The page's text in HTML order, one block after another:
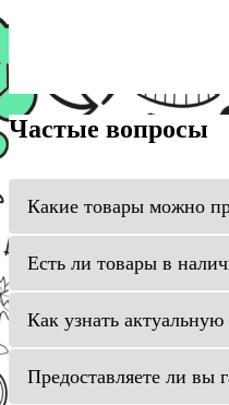
Частые вопросы
Какие товары можно
Есть ли товары в
Как узнать актуальную
Предоставляете ли вы